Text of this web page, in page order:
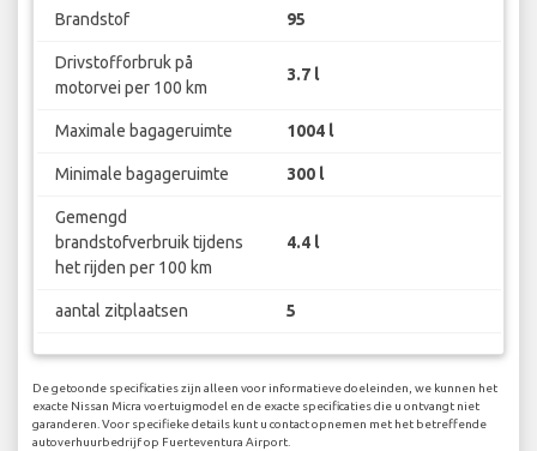
Brandstof 95
Drivstofforbruk på
motorvei per 100 km
3.7 l
Maximale bagageruimte 1004 l
Minimale bagageruimte 300 l
Gemengd
brandstofverbruik tijdens
het rijden per 100 km
4.4 l
aantal zitplaatsen 5
De getoonde specificaties zijn alleen voor informatieve doeleinden, we kunnen het
exacte Nissan Micra voertuigmodel en de exacte specificaties die u ontvangt niet
garanderen. Voor specifieke details kunt u contact opnemen met het betreffende
autoverhuurbedrijf op Fuerteventura Airport.